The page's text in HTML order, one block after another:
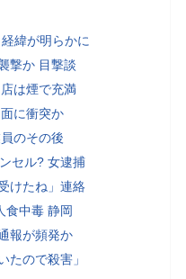
緯が明らかに
撃か 目撃談
は煙で充満
に衝突か
のその後
セル? 女逮捕
けたね」連絡
食中毒 静岡
報が頻発か
たので殺害」